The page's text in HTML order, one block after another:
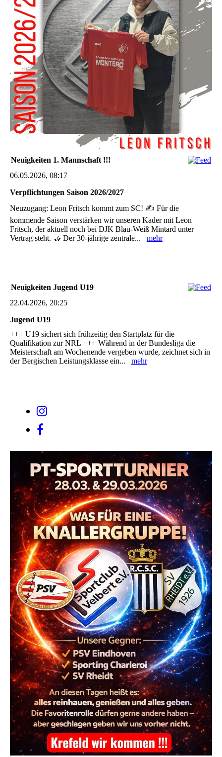
Neuigkeiten 1. Mannschaft !!!
06.05.2026, 08:17
Verpflichtungen Saison 2026/2027
Neuzugang: Leon Fritsch kommt zum SC! ✍️ Für die
kommende Saison verstärken wir unseren Kader mit Leon
Fritsch, der aktuell noch bei DJK Blau-Weiß Mintard unter
Vertrag steht. 🤝 Der 30-jährige zentrale... mehr
Neuigkeiten Jugend U19
22.04.2026, 20:25
Jugend U19
+++ U19 sichert sich frühzeitig den Startplatz für die
Qualifikation zur NRL +++ Während in der Bundesliga die
Meisterschaft am Wochenende vergeben wurde, zeichnet sich in
der Bergischen Leistungsklasse ein... mehr